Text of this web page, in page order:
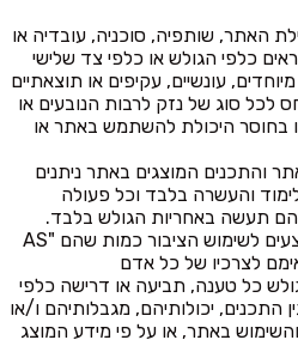
האתר, שותפיה, סוכניה, עובדיה או
כלפי הגולש או כלפי צד שלישי
עונשיים, עקיפים או תוצאתיים
לכל סוג של נזק לרבות הנובעים או
בחוסר היכולת להשתמש באתר או
והתכנים המוצגים באתר ניתנים
והעשרה בלבד וכל פעולה
תעשה באחריות הגולש בלבד.
התכנים באתר מוצעים לשימוש הציבור כמות שהם "AS
כל טענה, תביעה או דרישה כלפי
התכנים, יכולותיהם, מגבלותיהם ו/או
באתר, או על פי מידע המוצג